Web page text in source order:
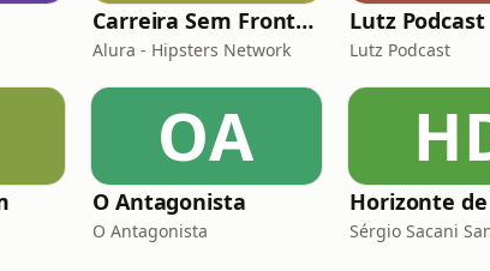
Carreira Sem Fronteiras
Alura - Hipsters Network
Lutz Podcast
Lutz Podcast
OA
O Antagonista
O Antagonista Sérgio Sacani